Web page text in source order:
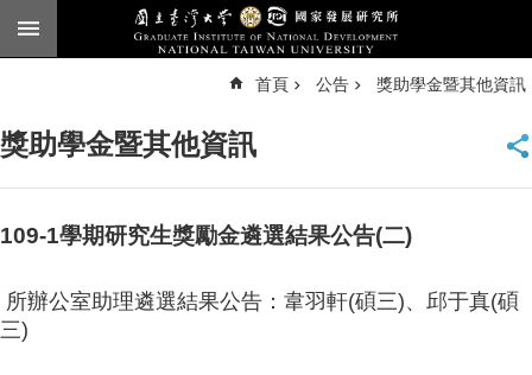
跳到主要內容區塊
臺
頁
公
首頁 公告 獎助學金暨其他資訊
獎助學金暨其他資訊
109-1學期研究生獎勵金遴選結果公告(二)
所辦公室助理遴選結果公告：韋羽軒(碩三)、邱于真(碩
三)